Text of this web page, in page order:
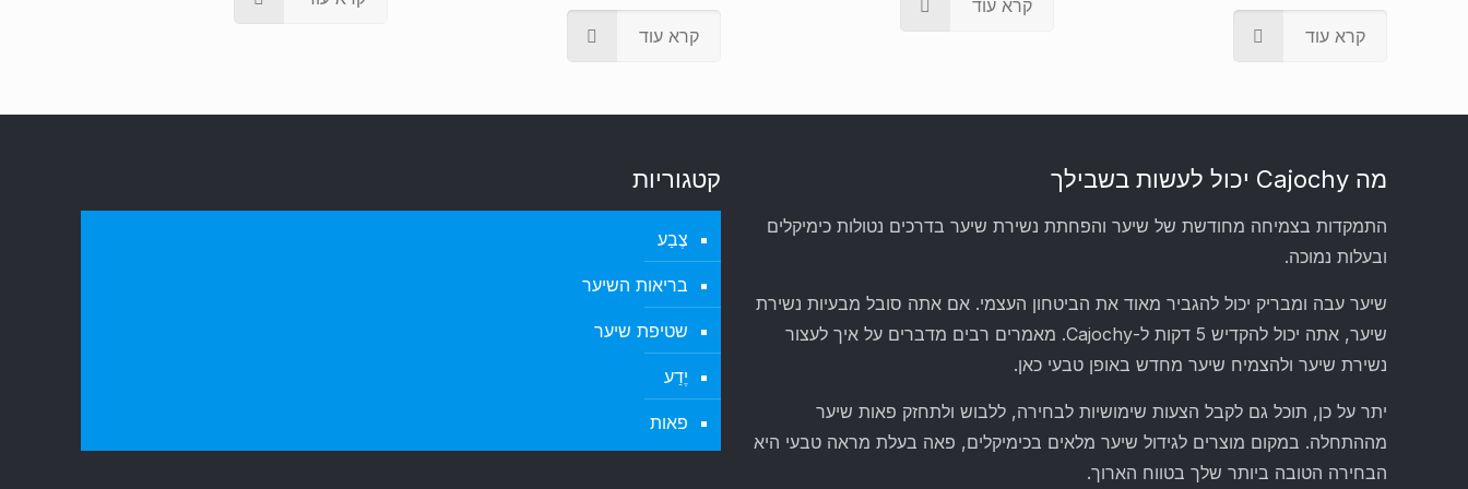
קרא עוד
קרא עוד
קרא עוד
מה Cajochy יכול לעשות בשבילך
התמקדות בצמיחה מחודשת של שיער והפחתת נשירת שיער בדרכים נטולות כימיקלים
ובעלות נמוכה.
שיער עבה ומבריק יכול להגביר מאוד את הביטחון העצמי. אם אתה סובל מבעיות נשירת
שיער, אתה יכול להקדיש 5 דקות ל-Cajochy. מאמרים רבים מדברים על איך לעצור
נשירת שיער ולהצמיח שיער מחדש באופן טבעי כאן.
יתר על כן, תוכל גם לקבל הצעות שימושיות לבחירה, ללבוש ולתחזק פאות שיער
מההתחלה. במקום מוצרים לגידול שיער מלאים בכימיקלים, פאה בעלת מראה טבעי היא
הבחירה הטובה ביותר שלך בטווח הארוך.
קטגוריות
צֶבַע
בריאות השיער
שטיפת שיער
יֶדַע
פאות